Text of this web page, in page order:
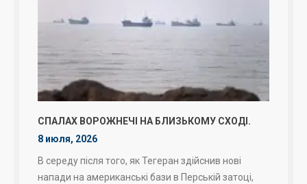
СПАЛАХ ВОРОЖНЕЧІ НА БЛИЗЬКОМУ СХОДІ.
8 июля, 2026
В середу після того, як Тегеран здійснив нові
напади на американські бази в Перській затоці,